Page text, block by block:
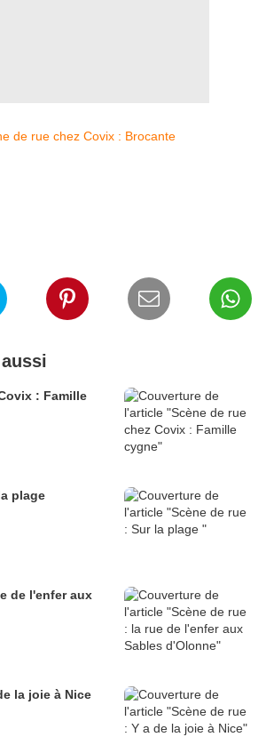
: Famille
plage
de l'enfer aux
la joie à Nice